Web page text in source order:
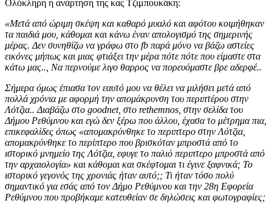
Ολόκληρη η ανάρτηση της κας Τζιμπουκάκη:
«Μετά από ώριμη σκέψη και καθαρό μυαλό και αφότου κοιμήθηκαν
τα παιδιά μου, κάθομαι και κάνω έναν απολογισμό της σημερινής
μέρας. Δεν συνηθίζω να γράφω στο fb παρά μόνο να βάζω αστείες
εικόνες μήπως και μιας φτιάξει την μέρα πότε πότε που είμαστε στα
κάτω μας.., Να περνούμε λιγο θαρρος να πορευόμαστε βρε αδερφέ..
Σήμερα όμως έπιασα τον εαυτό μου να θέλει να μιλήσει μετά από
πολλά χρόνια με αφορμή την απομάκρυνση του περιπτέρου στην
Λότζια.. Διαβάζω στο goodnet, στο rethemnos, στην σελίδα του
Δήμου Ρεθύμνου και εγώ δεν ξέρω που άλλου, έχασα το μέτρημα πια,
επικεφαλίδες όπως «απομακρύνθηκε το περιπτερο στην Λότζια,
απομακρύνθηκε το περίπτερο που βρισκόταν μπροστά από το
ιστορικό μνημείο της Λότζια, εφυγε το παλιό περιπτερο μπροστά από
την αρχαιολογία» και κάθομαι και σκέφτομαι τι έγινε ξαφνικά; Το
ιστορικό γεγονός της χρονιάς ήταν αυτό;; Τι ήταν τόσο πολύ
σημαντικό για εσάς από τον Δήμο Ρεθύμνου και την 28η Εφορεία
Ρεθύμνου που προβήκαμε κατευθείαν σε δηλώσεις και φωτογραφίες;